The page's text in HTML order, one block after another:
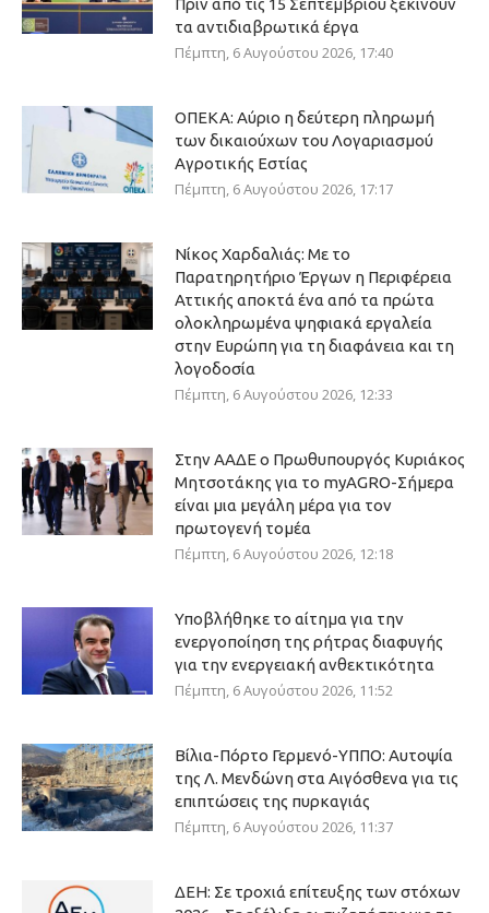
Πριν από τις 15 Σεπτεμβρίου ξεκινούν
τα αντιδιαβρωτικά έργα
Πέμπτη, 6 Αυγούστου 2026, 17:40
ΟΠΕΚΑ: Αύριο η δεύτερη πληρωμή
των δικαιούχων του Λογαριασμού
Αγροτικής Εστίας
Πέμπτη, 6 Αυγούστου 2026, 17:17
Νίκος Χαρδαλιάς: Με το
Παρατηρητήριο Έργων η Περιφέρεια
Αττικής αποκτά ένα από τα πρώτα
ολοκληρωμένα ψηφιακά εργαλεία
στην Ευρώπη για τη διαφάνεια και τη
λογοδοσία
Πέμπτη, 6 Αυγούστου 2026, 12:33
Στην ΑΑΔΕ ο Πρωθυπουργός Κυριάκος
Μητσοτάκης για το myAGRO-Σήμερα
είναι μια μεγάλη μέρα για τον
πρωτογενή τομέα
Πέμπτη, 6 Αυγούστου 2026, 12:18
Υποβλήθηκε το αίτημα για την
ενεργοποίηση της ρήτρας διαφυγής
για την ενεργειακή ανθεκτικότητα
Πέμπτη, 6 Αυγούστου 2026, 11:52
Βίλια-Πόρτο Γερμενό-ΥΠΠΟ: Αυτοψία
της Λ. Μενδώνη στα Αιγόσθενα για τις
επιπτώσεις της πυρκαγιάς
Πέμπτη, 6 Αυγούστου 2026, 11:37
ΔΕΗ: Σε τροχιά επίτευξης των στόχων